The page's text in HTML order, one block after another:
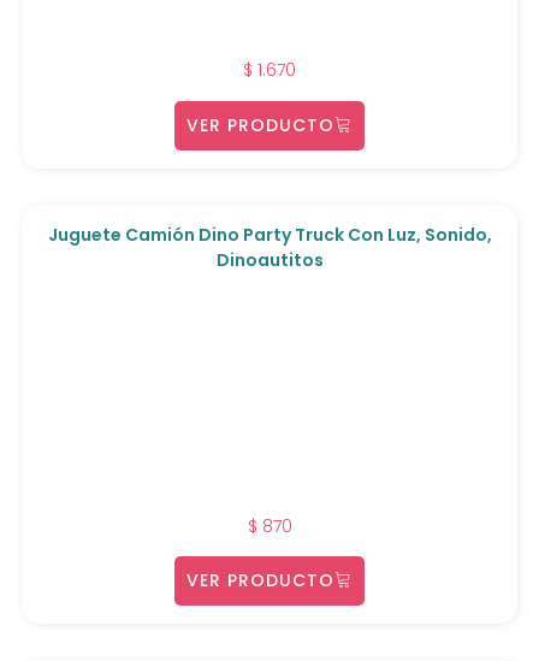
$ 1.670
VER PRODUCTO
Juguete Camión Dino Party Truck Con Luz, Sonido,
Dinoautitos
$ 870
VER PRODUCTO